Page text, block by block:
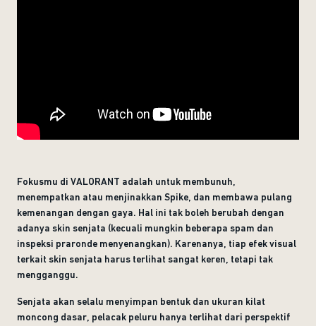
Fokusmu di VALORANT adalah untuk membunuh,
menempatkan atau menjinakkan Spike, dan membawa pulang
kemenangan dengan gaya. Hal ini tak boleh berubah dengan
adanya skin senjata (kecuali mungkin beberapa spam dan
inspeksi praronde menyenangkan). Karenanya, tiap efek visual
terkait skin senjata harus terlihat sangat keren, tetapi tak
mengganggu.
Senjata akan selalu menyimpan bentuk dan ukuran kilat
moncong dasar, pelacak peluru hanya terlihat dari perspektif